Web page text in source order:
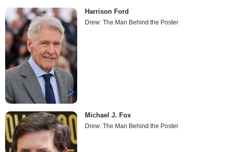
Harrison Ford
Drew: The Man Behind the Poster
Michael J. Fox
Drew: The Man Behind the Poster